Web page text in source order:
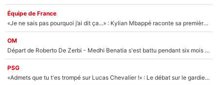
Équipe de France
«Je ne sais pas pourquoi j’ai dit ça...» : Kylian Mbappé raconte sa première rencontre avec Zinédine Zidane (et c’est très drôle)
OM
Départ de Roberto De Zerbi - Medhi Benatia s'est battu pendant six mois pour le retenir à l'OM, le PSG a été le naufrage de trop : «Je pars avec toi»
PSG
«Admets que tu t'es trompé sur Lucas Chevalier !» : Le débat sur le gardien du PSG vire au clash à l'After Foot